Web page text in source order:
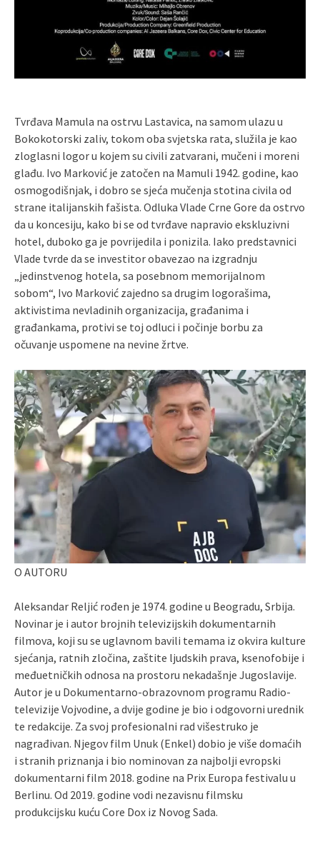
Tvrđava Mamula na ostrvu Lastavica, na samom ulazu u
Bokokotorski zaliv, tokom oba svjetska rata, služila je kao
zloglasni logor u kojem su civili zatvarani, mučeni i moreni
glađu. Ivo Marković je zatočen na Mamuli 1942. godine, kao
osmogodišnjak, i dobro se sjeća mučenja stotina civila od
strane italijanskih fašista. Odluka Vlade Crne Gore da ostrvo
da u koncesiju, kako bi se od tvrđave napravio ekskluzivni
hotel, duboko ga je povrijedila i ponizila. Iako predstavnici
Vlade tvrde da se investitor obavezao na izgradnju
„jedinstvenog hotela, sa posebnom memorijalnom
sobom“, Ivo Marković zajedno sa drugim logorašima,
aktivistima nevladinih organizacija, građanima i
građankama, protivi se toj odluci i počinje borbu za
očuvanje uspomene na nevine žrtve.
O AUTORU
Aleksandar Reljić rođen je 1974. godine u Beogradu, Srbija.
Novinar je i autor brojnih televizijskih dokumentarnih
filmova, koji su se uglavnom bavili temama iz okvira kulture
sjećanja, ratnih zločina, zaštite ljudskih prava, ksenofobije i
međuetničkih odnosa na prostoru nekadašnje Jugoslavije.
Autor je u Dokumentarno-obrazovnom programu Radio-
televizije Vojvodine, a dvije godine je bio i odgovorni urednik
te redakcije. Za svoj profesionalni rad višestruko je
nagrađivan. Njegov film Unuk (Enkel) dobio je više domaćih
i stranih priznanja i bio nominovan za najbolji evropski
dokumentarni film 2018. godine na Prix Europa festivalu u
Berlinu. Od 2019. godine vodi nezavisnu filmsku
produkcijsku kuću Core Dox iz Novog Sada.